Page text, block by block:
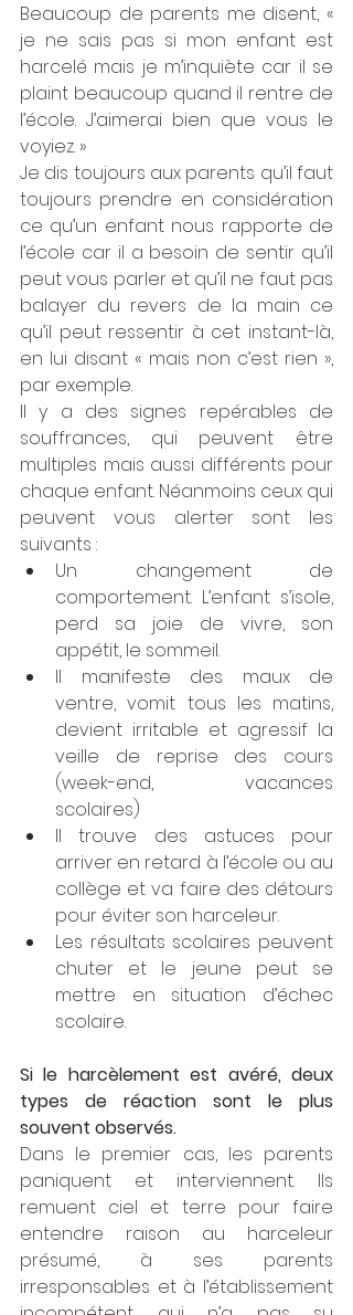
Beaucoup de parents me disent, «
je ne sais pas si mon enfant est
harcelé mais je m’inquiète car il se
plaint beaucoup quand il rentre de
l’école. J’aimerai bien que vous le
voyiez. »
Je dis toujours aux parents qu’il faut
toujours prendre en considération
ce qu’un enfant nous rapporte de
l’école car il a besoin de sentir qu’il
peut vous parler et qu’il ne faut pas
balayer du revers de la main ce
qu’il peut ressentir à cet instant-là,
en lui disant « mais non c’est rien »,
par exemple.
Il y a des signes repérables de
souffrances, qui peuvent être
multiples mais aussi différents pour
chaque enfant. Néanmoins ceux qui
peuvent vous alerter sont les
suivants :
Un changement de
comportement. L’enfant s’isole,
perd sa joie de vivre, son
appétit, le sommeil.
Il manifeste des maux de
ventre, vomit tous les matins,
devient irritable et agressif la
veille de reprise des cours
(week-end, vacances
scolaires)
Il trouve des astuces pour
arriver en retard à l’école ou au
collège et va faire des détours
pour éviter son harceleur.
Les résultats scolaires peuvent
chuter et le jeune peut se
mettre en situation d’échec
scolaire.
Si le harcèlement est avéré, deux
types de réaction sont le plus
souvent observés.
Dans le premier cas, les parents
paniquent et interviennent. Ils
remuent ciel et terre pour faire
entendre raison au harceleur
présumé, à ses parents
irresponsables et à l’établissement